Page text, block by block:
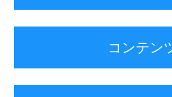
コンテン